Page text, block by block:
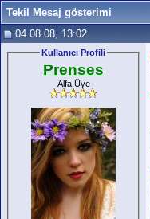
Tekil Mesaj gösterimi
04.08.08, 13:02
Kullanıcı Profili
Prenses
Alfa Üye